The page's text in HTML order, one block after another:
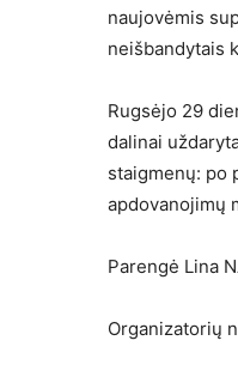
naujovėmis
neišbandytais
Rugsėjo 29
dalinai
staigmenų: po
apdovanojimų
Parengė Lina
Organizatorių